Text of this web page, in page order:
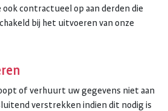
contractueel op aan derden die
bij het uitvoeren van onze
of verhuurt uw gegevens niet aan
verstrekken indien dit nodig is